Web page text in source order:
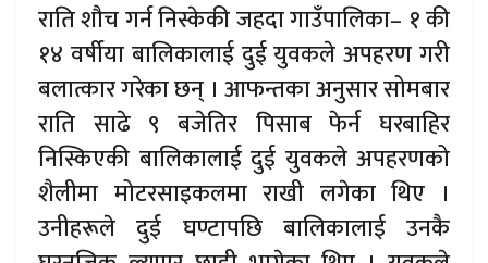
राति शौच गर्न निस्केकी जहदा गाउँपालिका– १ की
१४ वर्षीया बालिकालाई दुई युवकले अपहरण गरी
बलात्कार गरेका छन् । आफन्तका अनुसार सोमबार
राति साढे ९ बजेतिर पिसाब फेर्न घरबाहिर
निस्किएकी बालिकालाई दुई युवकले अपहरणको
शैलीमा मोटरसाइकलमा राखी लगेका थिए ।
उनीहरूले दुई घण्टापछि बालिकालाई उनकै